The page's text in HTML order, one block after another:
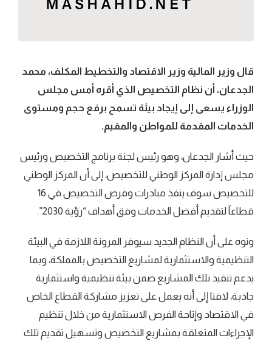
قال وزير المالية وزير الاقتصاد والتخطيط المكلف، محمد
الجدعان، أن نظام التخصيص الذي أقره أمس مجلس
الوزراء يسعى إلى إيجاد بيئة تسمح برفع حجم ومستوى
الخدمات المقدمة للمواطن والمقيم.
حيث أشار الجدعان، وهو رئيس لجنة برنامج التخصيص ورئيس
مجلس إدارة المركز الوطني للتخصيص، إلى أن المركز الوطني
للتخصيص سوف ينفذ مبادرات وفرص التخصيص في 16
قطاعاً لتقديم أفضل الخدمات وفق أهداف “رؤية 2030”.
ونوه على أن النظام الجديد سيوفر المرونة اللازمة في البيئة
التنظيمية والاستثمارية لمشاريع التخصيص بالمملكة، وبما
يدعم تنفيذ تلك المشاريع ضمن بيئة تنظيمية واستثمارية
جاذبة، لافتا إلى أنه يعمل على تعزيز مشاركة القطاع الخاص
في الاقتصاد وإتاحة الفرص الاستثمارية من خلال تنظيم
الإجراءات المتعلقة بمشاريع التخصيص وتسهيل تقديم تلك